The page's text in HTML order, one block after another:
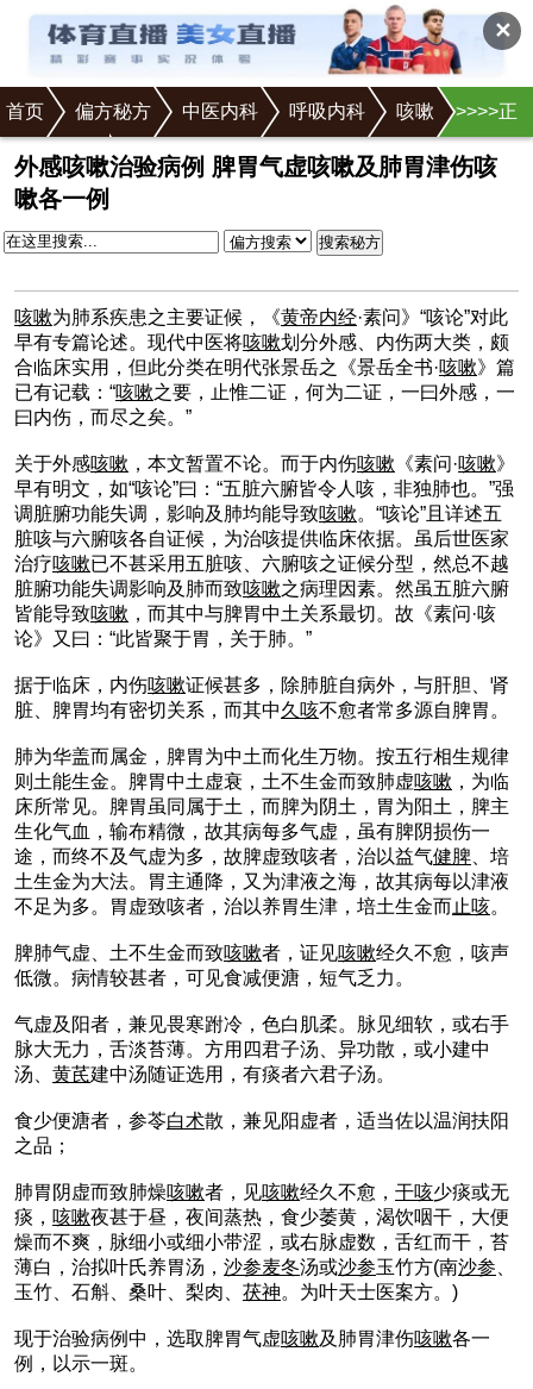
✕
首页 偏方秘方 >
中医内科 >
呼吸内科 >
咳嗽 >
咳嗽偏方
>正
文
外感咳嗽治验病例 脾胃气虚咳嗽及肺胃津伤咳
嗽各一例
搜索秘方
咳嗽为肺系疾患之主要证候，《黄帝内经·素问》“咳论”对此
早有专篇论述。现代中医将咳嗽划分外感、内伤两大类，颇
合临床实用，但此分类在明代张景岳之《景岳全书·咳嗽》篇
已有记载：“咳嗽之要，止惟二证，何为二证，一曰外感，一
曰内伤，而尽之矣。”
关于外感咳嗽 ，本文暂置不论。而于内伤咳嗽 《素问·咳嗽》
早有明文，如“咳论”曰：“五脏六腑皆令人咳，非独肺也。”强
调脏腑功能失调，影响及肺均能导致咳嗽。“咳论”且详述五
脏咳与六腑咳各自证候，为治咳提供临床依据。虽后世医家
治疗咳嗽已不甚采用五脏咳、六腑咳之证候分型，然总不越
脏腑功能失调影响及肺而致咳嗽之病理因素。然虽五脏六腑
皆能导致咳嗽 ，而其中与脾胃中土关系最切。故《素问·咳
论》又曰：“此皆聚于胃，关于肺。”
据于临床，内伤咳嗽证候甚多，除肺脏自病外，与肝胆、肾
脏、脾胃均有密切关系，而其中久咳不愈者常多源自脾胃。
肺为华盖而属金，脾胃为中土而化生万物。按五行相生规律
则土能生金。脾胃中土虚衰，土不生金而致肺虚咳嗽 ，为临
床所常见。脾胃虽同属于土，而脾为阴土，胃为阳土，脾主
生化气血，输布精微，故其病每多气虚，虽有脾阴损伤一
途，而终不及气虚为多，故脾虚致咳者，治以益气健脾 、培
土生金为大法。胃主通降，又为津液之海，故其病每以津液
不足为多。胃虚致咳者，治以养胃生津，培土生金而止咳。
脾肺气虚、土不生金而致咳嗽者，证见咳嗽经久不愈，咳声
低微。病情较甚者，可见食减便溏，短气乏力。
气虚及阳者，兼见畏寒跗冷，色白肌柔。脉见细软，或右手
脉大无力，舌淡苔薄。方用四君子汤、异功散，或小建中
汤、 黄芪建中汤随证选用，有痰者六君子汤。
食少便溏者，参苓白术散，兼见阳虚者，适当佐以温润扶阳
之品；
肺胃阴虚而致肺燥咳嗽者，见咳嗽经久不愈， 干咳少痰或无
痰， 咳嗽夜甚于昼，夜间蒸热，食少萎黄，渴饮咽干，大便
燥而不爽，脉细小或细小带涩，或右脉虚数，舌红而干，苔
薄白，治拟叶氏养胃汤， 沙参麦冬汤或沙参玉竹方(南沙参
玉竹、石斛、桑叶、梨肉、 茯神。为叶天士医案方。)
现于治验病例中，选取脾胃气虚咳嗽及肺胃津伤咳嗽各一
例，以示一斑。